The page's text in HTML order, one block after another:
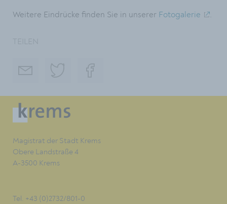
Weitere Eindrücke finden Sie in unserer Fotogalerie .
Magistrat der Stadt Krems
Obere Landstraße 4
A-3500 Krems
Tel. +43 (0)2732/801-0